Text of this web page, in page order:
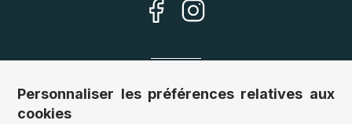
Nos sites
Personnaliser les préférences relatives aux
cookies